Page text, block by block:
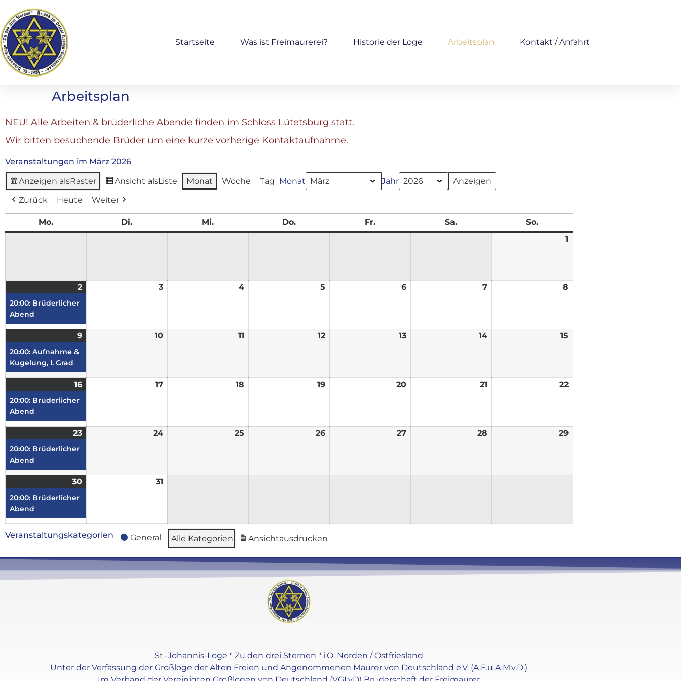
Startseite Was ist Freimaurerei? Historie der Loge Arbeitsplan Kontakt / Anfahrt
Arbeitsplan
NEU! Alle Arbeiten & brüderliche Abende finden im Schloss Lütetsburg statt.
Wir bitten besuchende Brüder um eine kurze vorherige Kontaktaufnahme.
Veranstaltungen im März 2026
Anzeigen alsRaster Ansicht alsListe Monat Woche Tag Monat
Jahr
Zurück
Heute Weiter
Mo. Di. Mi. Do. Fr. Sa.
So.
1
2
20:00: Brüderlicher
Abend
3 4 5 6 7 8
9
20:00: Aufnahme &
Kugelung, I. Grad
10 11 12 13 14 15
16
20:00: Brüderlicher
Abend
17 18 19 20 21 22
23
20:00: Brüderlicher
Abend
24 25 26 27 28 29
30
20:00: Brüderlicher
Abend
31
Veranstaltungskategorien General Alle Kategorien Ansichtausdrucken
St.-Johannis-Loge " Zu den drei Sternen " i.O. Norden / Ostfriesland
Unter der Verfassung der Großloge der Alten Freien und Angenommenen Maurer von Deutschland e.V. (A.F.u.A.M.v.D.)